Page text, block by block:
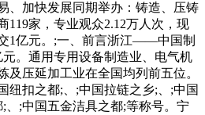
、加快发展同期举办：铸造、压铸
119家，专业观众2.12万人次，现
1亿元。;一、前言浙江——中国制
。通用专用设备制造业、电气机
及压延加工业在全国均列前五位。
纽扣之都;、;中国拉链之乡;、;中国
、;中国五金洁具之都;等称号。宁